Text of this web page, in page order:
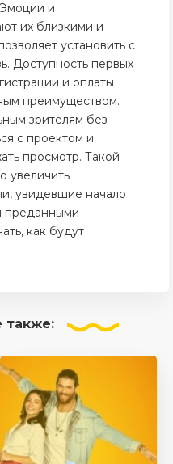
и
их близкими и
установить с
Доступность первых
и оплаты
преимуществом.
зрителям без
с проектом и
просмотр. Такой
увеличить
увидевшие начало
преданными
как будут
также: